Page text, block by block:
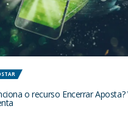
o recurso Encerrar